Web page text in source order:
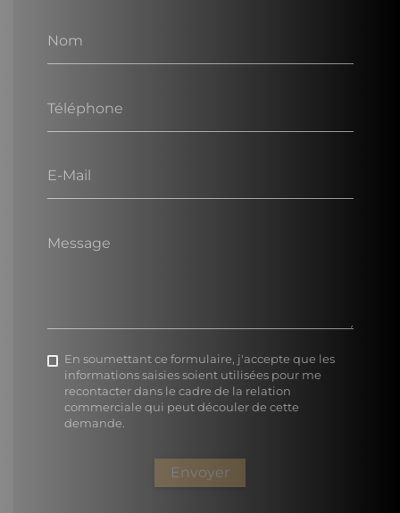
Nom
Téléphone
E-Mail
Message
En soumettant ce formulaire, j'accepte que les
informations saisies soient utilisées pour me
recontacter dans le cadre de la relation
commerciale qui peut découler de cette
demande.
Envoyer